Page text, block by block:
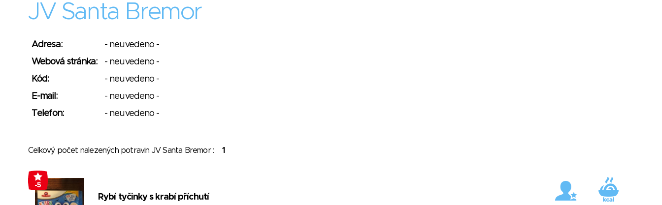
JV Santa Bremor
Adresa:
- neuvedeno -
Webová stránka:
- neuvedeno -
Kód:
- neuvedeno -
E-mail:
- neuvedeno -
Telefon:
- neuvedeno -
Celkový počet nalezených potravin JV Santa Bremor :1
-5
Rybí tyčinky s krabí příchutí